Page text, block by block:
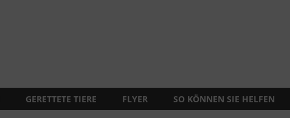
GERETTETE TIERE FLYER SO KÖNNEN SIE HELFEN